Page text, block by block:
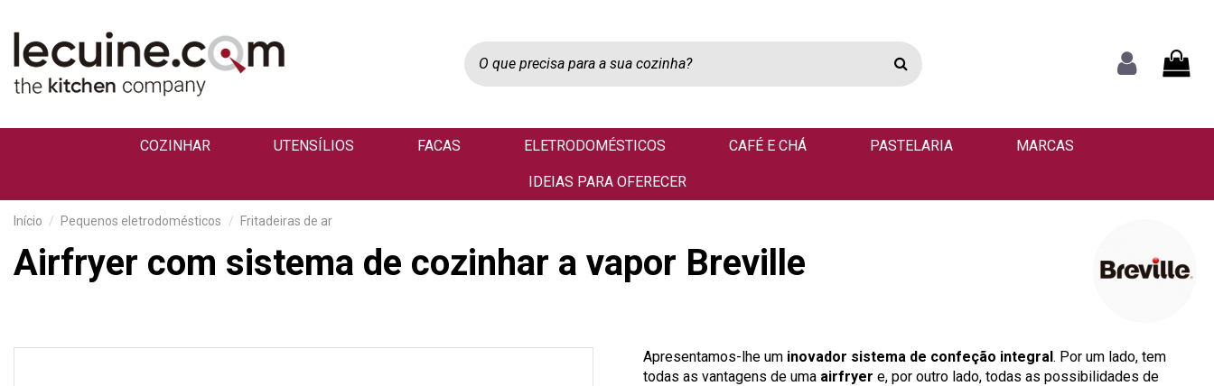
COZINHAR UTENSÍLIOS FACAS ELETRODOMÉSTICOS CAFÉ E CHÁ PASTELARIA MARCAS
IDEIAS PARA OFERECER
Início Pequenos eletrodomésticos Fritadeiras de ar
Airfryer com sistema de cozinhar a vapor Breville
Apresentamos-lhe um inovador sistema de confeção integral. Por um lado, tem
todas as vantagens de uma airfryer e, por outro lado, todas as possibilidades de